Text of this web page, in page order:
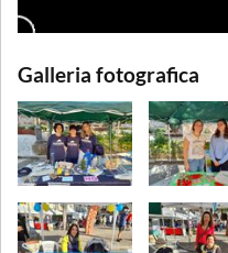
Galleria fotografica